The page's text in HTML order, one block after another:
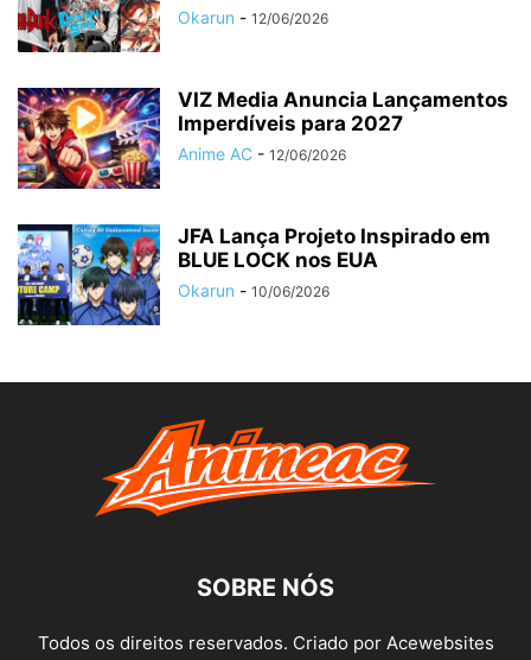
Okarun - 12/06/2026
VIZ Media Anuncia Lançamentos
Imperdíveis para 2027
Anime AC - 12/06/2026
JFA Lança Projeto Inspirado em
BLUE LOCK nos EUA
Okarun - 10/06/2026
SOBRE NÓS
Todos os direitos reservados. Criado por Acewebsites